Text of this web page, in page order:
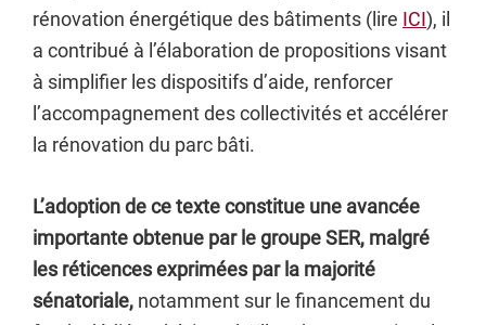
rénovation énergétique des bâtiments (lire ICI), il
a contribué à l’élaboration de propositions visant
à simplifier les dispositifs d’aide, renforcer
l’accompagnement des collectivités et accélérer
la rénovation du parc bâti.
L’adoption de ce texte constitue une avancée
importante obtenue par le groupe SER, malgré
les réticences exprimées par la majorité
sénatoriale, notamment sur le financement du